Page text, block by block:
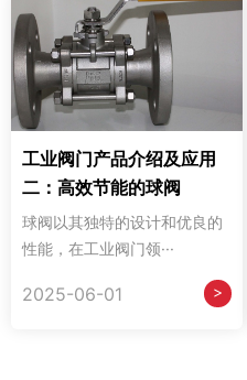
工业阀门产品介绍及应用
二：高效节能的球阀
球阀以其独特的设计和优良的
性能，在工业阀门领···
2025-06-01 >